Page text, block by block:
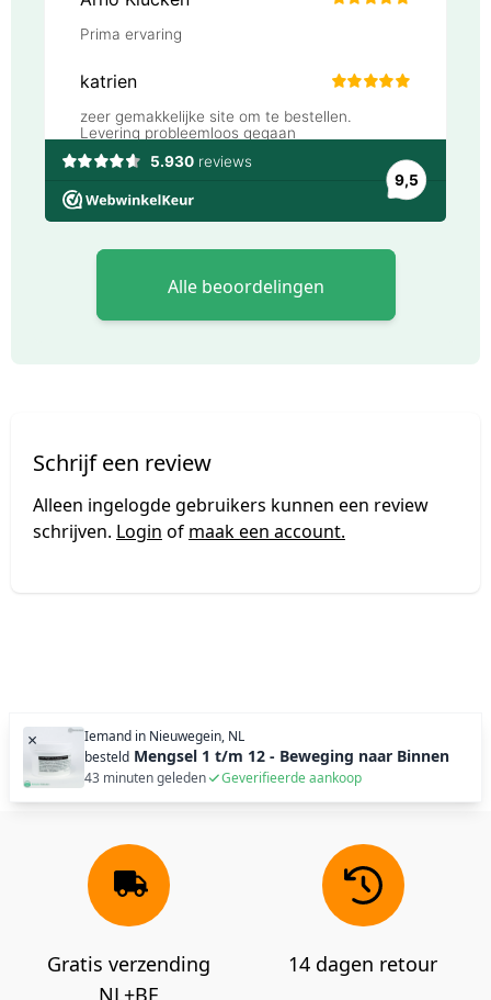
Alle beoordelingen
Schrijf een review
Alleen ingelogde gebruikers kunnen een review
schrijven. Login of maak een account.
× Iemand in Nieuwegein, NL
besteld Mengsel 1 t/m 12 - Beweging naar Binnen
43 minuten geleden Geverifieerde aankoop
Gratis verzending
NL+BE
14 dagen retour